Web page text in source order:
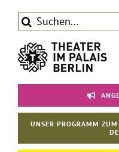
Inhalt
springen
Suche
Tickets
Theater
UNSER PROGRAMM